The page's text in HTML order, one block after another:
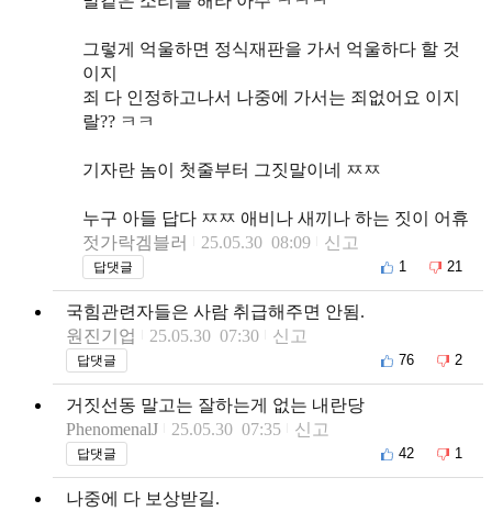
그렇게 억울하면 정식재판을 가서 억울하다 할 것
이지
죄 다 인정하고나서 나중에 가서는 죄없어요 이지
랄?? ㅋㅋ
기자란 놈이 첫줄부터 그짓말이네 ㅉㅉ
누구 아들 답다 ㅉㅉ 애비나 새끼나 하는 짓이 어휴
젓가락겜블러
25.05.30 08:09 신고
답댓글 1 21
국힘관련자들은 사람 취급해주면 안됨.
원진기업
25.05.30 07:30 신고
답댓글 76 2
거짓선동 말고는 잘하는게 없는 내란당
PhenomenalJ
25.05.30 07:35 신고
답댓글 42 1
나중에 다 보상받길.